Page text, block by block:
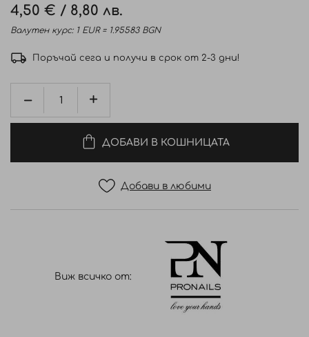
4,50 € / 8,80 лв.
Валутен курс: 1 EUR = 1.95583 BGN
Поръчай сега и получи в срок от 2-3 дни!
ДОБАВИ В КОШНИЦАТА
Добави в любими
Виж всичко от: